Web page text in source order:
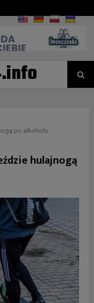
po alkoholu
hulajnogą